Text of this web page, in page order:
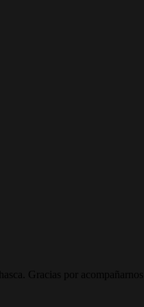
Gracias por